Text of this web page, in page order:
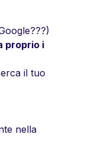
proprio i
il tuo
nella